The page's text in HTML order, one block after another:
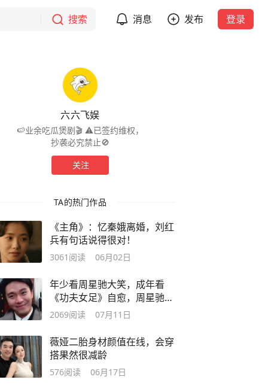
搜索 消息 发布 登录
六六飞娱
🍉业余吃瓜煲剧🎬 ⚠️已签约维权，
抄袭必究禁止🚫
关注
TA的热门作品
《主角》：忆秦娥离婚，刘红
兵有句话说得很对！
3061 阅读 06月02日
年少看周星驰大笑，成年看
《功夫女足》自愈，周星驰真
的值得！
2069阅读 07月11日
薇娅二胎身材颜值在线，会穿
搭果然很减龄
576阅读 06月17日